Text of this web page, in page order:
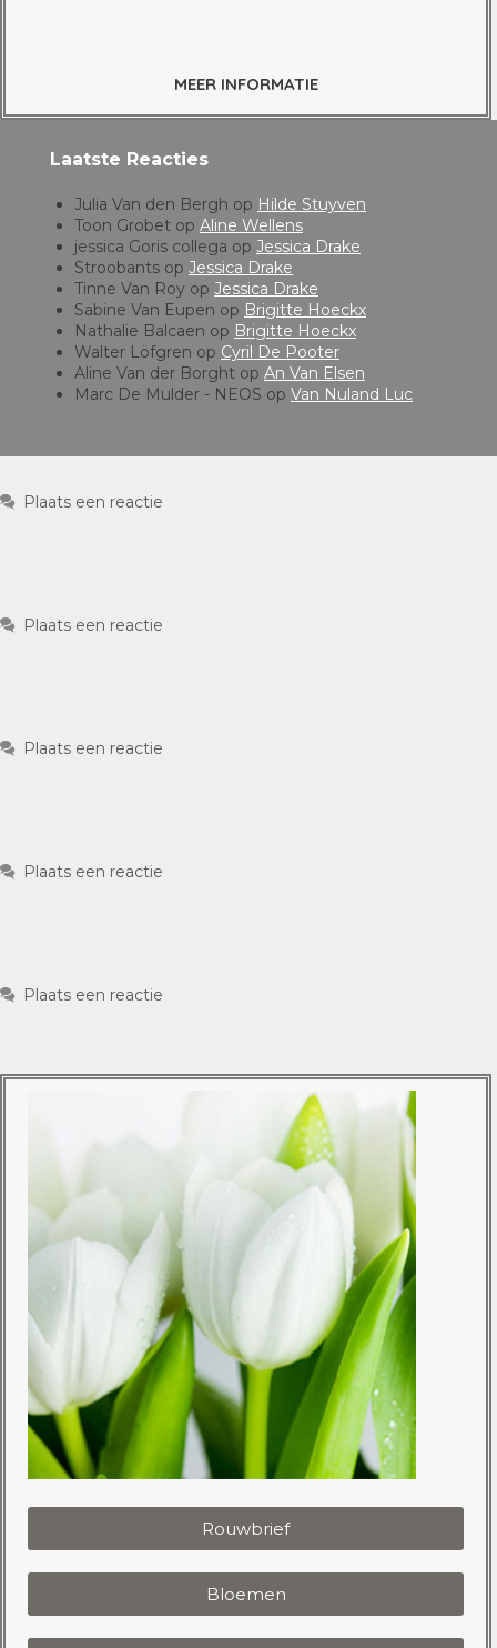
MEER INFORMATIE
Laatste Reacties
Julia Van den Bergh op Hilde Stuyven
Toon Grobet op Aline Wellens
jessica Goris collega op Jessica Drake
Stroobants op Jessica Drake
Tinne Van Roy op Jessica Drake
Sabine Van Eupen op Brigitte Hoeckx
Nathalie Balcaen op Brigitte Hoeckx
Walter Löfgren op Cyril De Pooter
Aline Van der Borght op An Van Elsen
Marc De Mulder - NEOS op Van Nuland Luc
Plaats een reactie
Plaats een reactie
Plaats een reactie
Plaats een reactie
Plaats een reactie
Rouwbrief
Bloemen